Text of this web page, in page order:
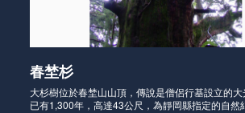
春埜杉
大杉樹位於春埜山山頂，傳說是僧侶行基設立的
已有1,300年，高達43公尺，為靜岡縣指定的自然